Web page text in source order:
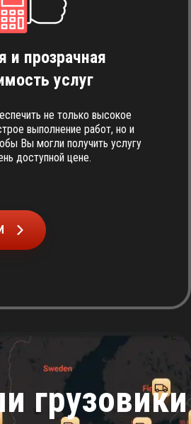
и прозрачная
услуг
не только высокое
выполнение работ, но и
Вы могли получить услугу
доступной цене.
грузовики